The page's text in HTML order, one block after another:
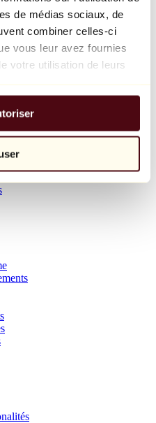
de médias sociaux, de
combiner celles-ci
vous leur avez fournies
votre utilisation de leurs